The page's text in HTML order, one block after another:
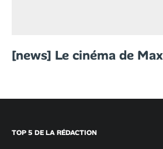
[news] Le cinéma de
TOP 5 DE LA RÉDACTION